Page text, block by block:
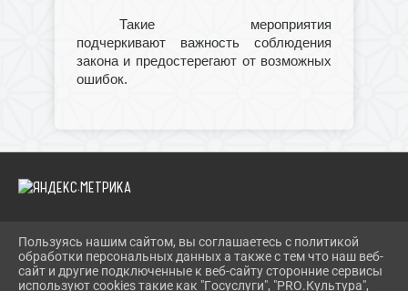
Такие мероприятия
подчеркивают важность соблюдения
закона и предостерегают от возможных
ошибок.
2026 Г. IBRBIB.RU
ВХОД
КАРТА САЙТА
Пользуясь нашим сайтом, вы соглашаетесь с политикой
обработки персональных данных а также с тем что наш веб-
сайт и другие подключенные к веб-сайту сторонние сервисы
используют cookies такие как "Госуслуги", "PRO.Культура",